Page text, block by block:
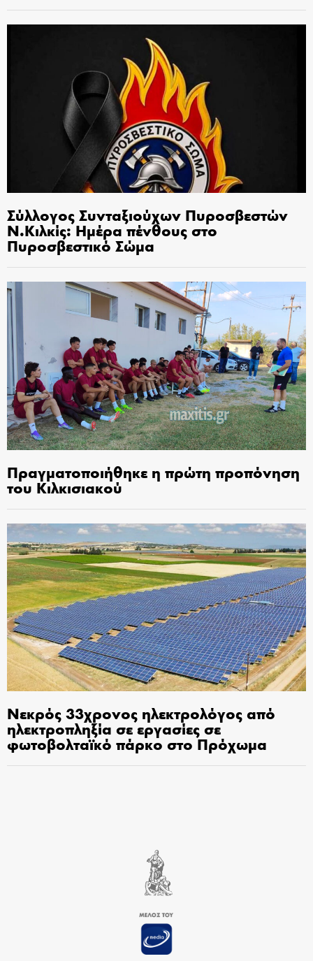
Σύλλογος Συνταξιούχων Πυροσβεστών
Ν.Κιλκίς: Ημέρα πένθους στο
Πυροσβεστικό Σώμα
Πραγματοποιήθηκε η πρώτη προπόνηση
του Κιλκισιακού
Νεκρός 33χρονος ηλεκτρολόγος από
ηλεκτροπληξία σε εργασίες σε
φωτοβολταϊκό πάρκο στο Πρόχωμα